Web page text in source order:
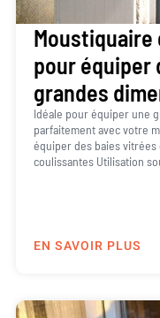
pour équiper
grandes
Idéale pour équiper une
parfaitement avec votre
équiper des baies
coulissantes Utilisation
EN SAVOIR PLUS